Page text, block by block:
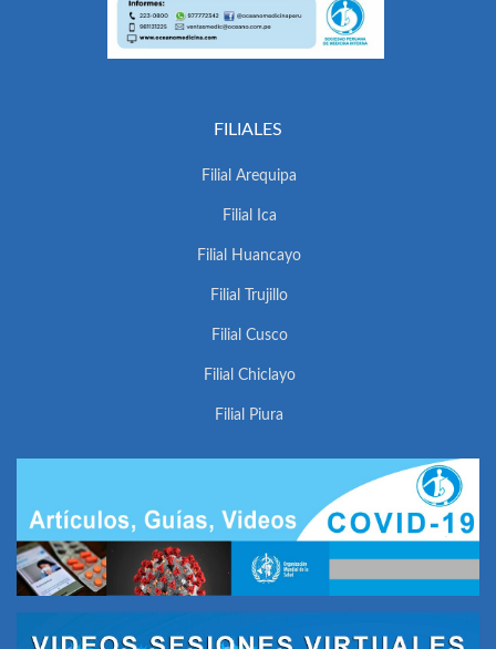
FILIALES
Filial Arequipa
Filial Ica
Filial Huancayo
Filial Trujillo
Filial Cusco
Filial Chiclayo
Filial Piura